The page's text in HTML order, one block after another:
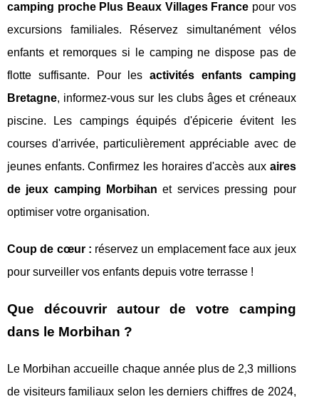
camping proche Plus Beaux Villages France pour vos
excursions familiales. Réservez simultanément vélos
enfants et remorques si le camping ne dispose pas de
flotte suffisante. Pour lesactivités enfants camping
Bretagne, informez-vous sur les clubs âges et créneaux
piscine. Les campings équipés d'épicerie évitent les
courses d'arrivée, particulièrement appréciable avec de
jeunes enfants. Confirmez les horaires d'accès aux aires
de jeux camping Morbihan et services pressing pour
optimiser votre organisation.
Coup de cœur : réservez un emplacement face aux jeux
pour surveiller vos enfants depuis votre terrasse !
Que découvrir autour de votre camping
dans le Morbihan ?
Le Morbihan accueille chaque année plus de 2,3 millions
de visiteurs familiaux selon les derniers chiffres de 2024,